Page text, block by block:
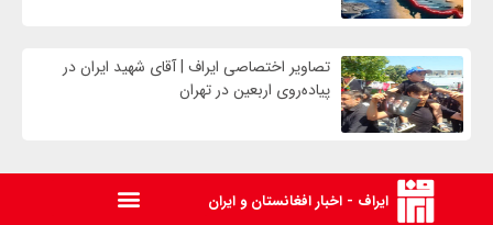
تصاویر اختصاصی ایراف | آقای شهید ایران در
پیاده‌روی اربعین در تهران
ایراف - اخبار افغانستان و ایران